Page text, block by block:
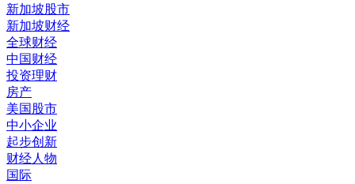
新加坡股市
新加坡财经
全球财经
中国财经
投资理财
房产
美国股市
中小企业
起步创新
财经人物
国际